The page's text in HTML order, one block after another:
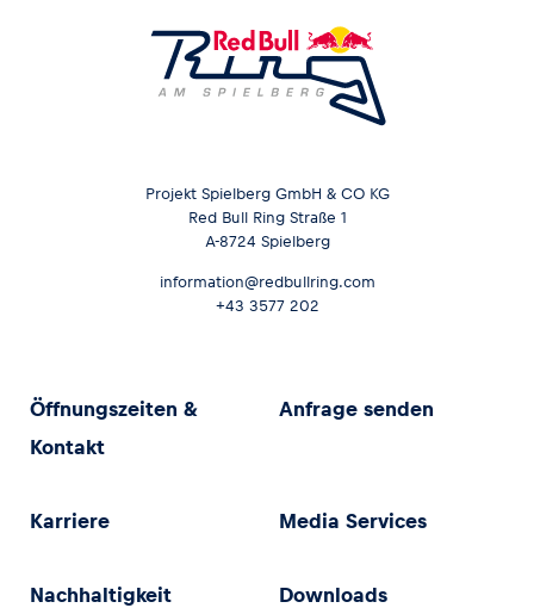
Projekt Spielberg GmbH & CO KG
Red Bull Ring Straße 1
A-8724 Spielberg
information@redbullring.com
+43 3577 202
Öffnungszeiten &
Kontakt
Anfrage senden
Karriere Media Services
Nachhaltigkeit Downloads